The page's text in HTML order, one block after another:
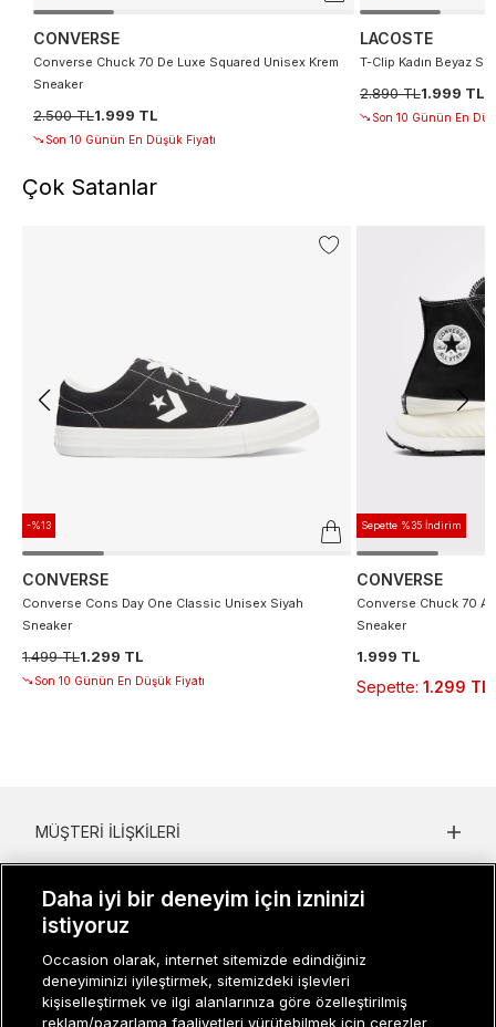
CONVERSE
Converse Chuck 70 De Luxe Squared Unisex Krem
Sneaker
2.500 TL1.999 TL
Son 10 Günün En Düşük Fiyatı
LACOSTE
T-Clip Kadın Beyaz
2.890 TL1.999 TL
Son 10 Günün En
Çok Satanlar
-%13
CONVERSE
Converse Cons Day One Classic Unisex Siyah
Sneaker
1.499 TL1.299 TL
Son 10 Günün En Düşük Fiyatı
Sepette %35 İndirim
CONVERSE
Converse Chuck 70
Sneaker
1.999 TL
Sepette: 1.299 TL
MÜŞTERI İLIŞKILERI
KADIN KATEGORILER
GRUP MARKALAR
ERKEK KATEGORILER
Daha iyi bir deneyim için izninizi
istiyoruz
Occasion olarak, internet sitemizde edindiğiniz
deneyiminizi iyileştirmek, sitemizdeki işlevleri
kişiselleştirmek ve ilgi alanlarınıza göre özelleştirilmiş
reklam/pazarlama faaliyetleri yürütebilmek için çerezler